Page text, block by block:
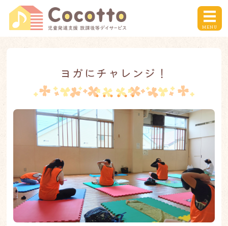
川崎市の児童発達支援事
MENU
ホーム
ここっとのプログラム
デイサービスのご利用について
お問い合わせ
ヨガにチャレンジ！